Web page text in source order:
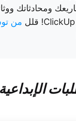
ومحادثاتك
من